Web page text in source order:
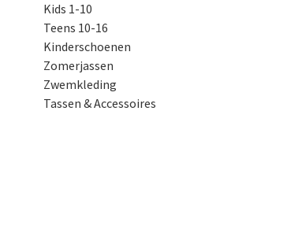
Kids 1-10
Teens 10-16
Kinderschoenen
Zomerjassen
Zwemkleding
Tassen & Accessoires